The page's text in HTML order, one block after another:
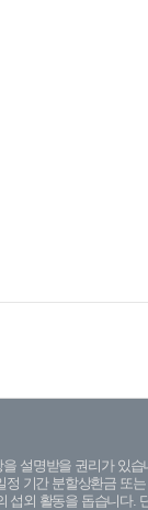
설명받을 권리가 있
정 기간 분할상환금 또
외 활동을 돕습니다.